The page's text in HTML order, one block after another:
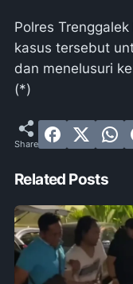
Polres
kasus tersebut
dan menelusuri
(*)
Related Posts